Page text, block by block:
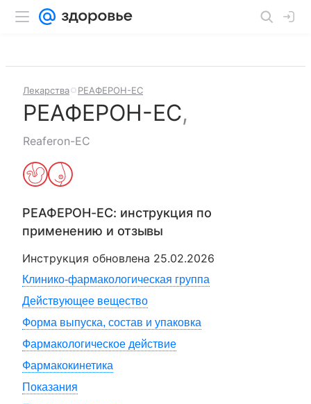
Лекарства РЕАФЕРОН-ЕС
РЕАФЕРОН-ЕС,
Reaferon-EC
РЕАФЕРОН-ЕС: инструкция по
применению и отзывы
Инструкция обновлена 25.02.2026
Клинико-фармакологическая группа
Действующее вещество
Форма выпуска, состав и упаковка
Фармакологическое действие
Фармакокинетика
Показания